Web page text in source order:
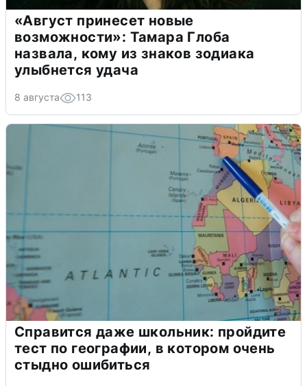
«Август принесет новые
возможности»: Тамара Глоба
назвала, кому из знаков зодиака
улыбнется удача
8 августа 113
Справится даже школьник: пройдите
тест по географии, в котором очень
стыдно ошибиться